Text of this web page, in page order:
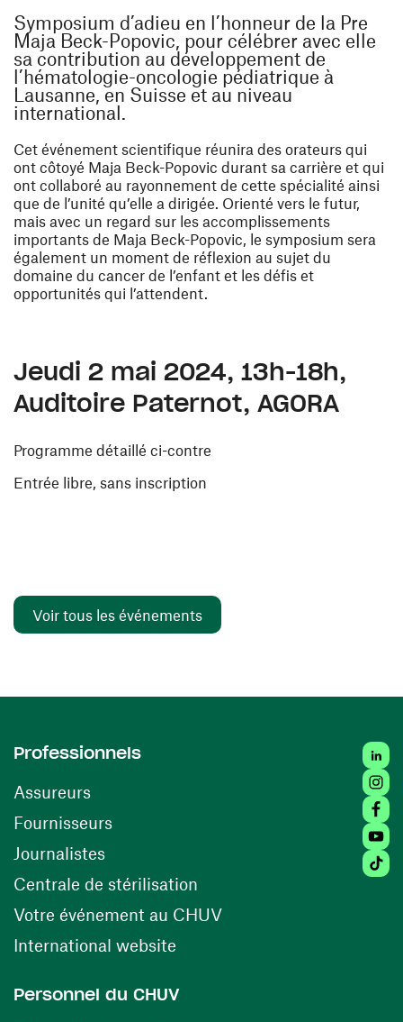
Symposium d’adieu en l’honneur de la Pre
Maja Beck-Popovic, pour célébrer avec elle
sa contribution au développement de
l’hématologie-oncologie pédiatrique à
Lausanne, en Suisse et au niveau
international.
Cet événement scientifique réunira des orateurs qui
ont côtoyé Maja Beck-Popovic durant sa carrière et qui
ont collaboré au rayonnement de cette spécialité ainsi
que de l’unité qu’elle a dirigée. Orienté vers le futur,
mais avec un regard sur les accomplissements
importants de Maja Beck-Popovic, le symposium sera
également un moment de réflexion au sujet du
domaine du cancer de l’enfant et les défis et
opportunités qui l’attendent.
Jeudi 2 mai 2024, 13h-18h,
Auditoire Paternot, AGORA
Programme détaillé ci-contre
Entrée libre, sans inscription
Voir tous les événements
Professionnels
Assureurs
Fournisseurs(ouvre une nouvelle fenêtre)
Journalistes
Centrale de stérilisation (ouvre une nouvelle
Votre événement au CHUV(ouvre une nouvelle
International website
Personnel du CHUV